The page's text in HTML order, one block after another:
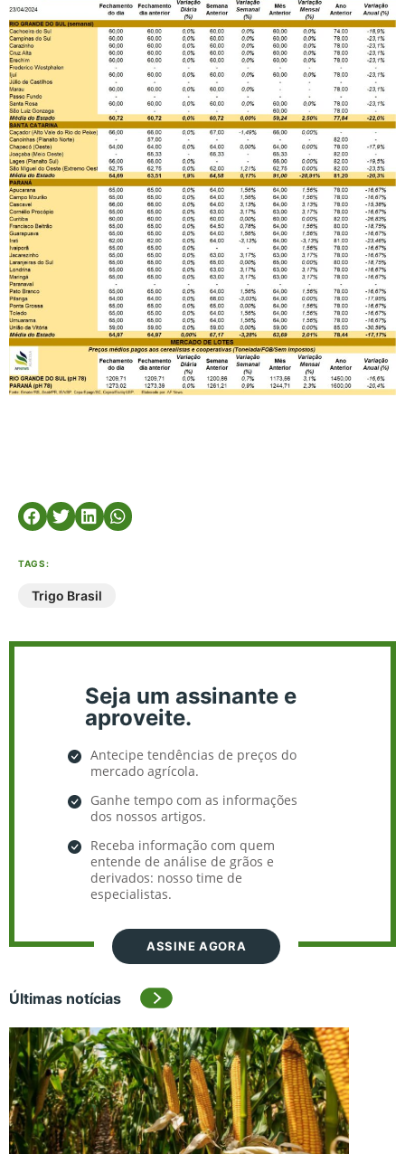
TAGS:
Trigo Brasil
Seja um assinante e
aproveite.
Antecipe tendências de preços do
mercado agrícola.
Ganhe tempo com as informações
dos nossos artigos.
Receba informação com quem
entende de análise de grãos e
derivados: nosso time de
especialistas.
ASSINE AGORA
Últimas notícias